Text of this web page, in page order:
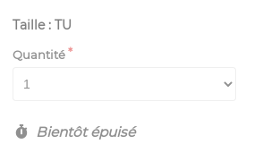
Taille : TU
Quantité
Bientôt épuisé